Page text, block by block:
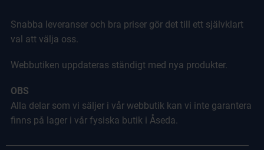
Snabba leveranser och bra priser gör det till ett självklart
val att välja oss.
Webbutiken uppdateras ständigt med nya produkter.
OBS
Alla delar som vi säljer i vår webbutik kan vi inte garantera
finns på lager i vår fysiska butik i Åseda.